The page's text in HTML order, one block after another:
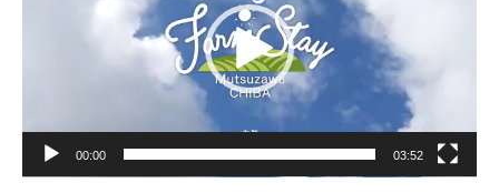
00:00 03:52